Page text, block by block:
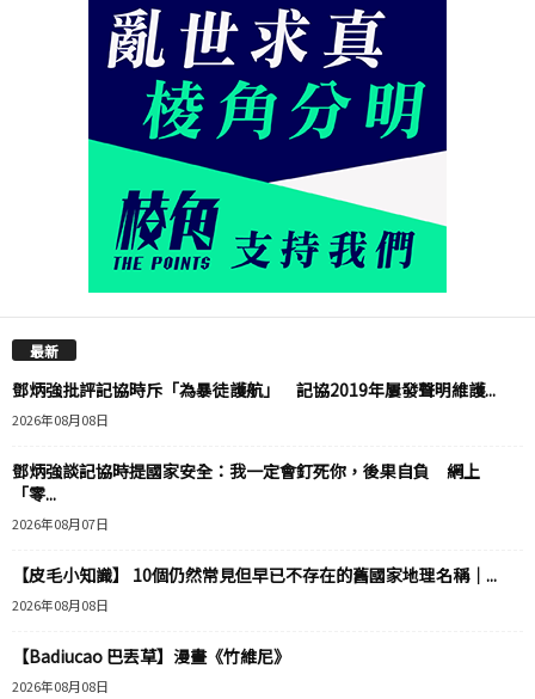
最新
鄧炳強批評記協時斥「為暴徒護航」 記協2019年屢發聲明維護...
2026年08月08日
鄧炳強談記協時提國家安全：我一定會釘死你，後果自負 網上
「零...
2026年08月07日
【皮毛小知識】 10個仍然常見但早已不存在的舊國家地理名稱｜...
2026年08月08日
【Badiucao 巴丟草】漫畫《竹維尼》
2026年08月08日